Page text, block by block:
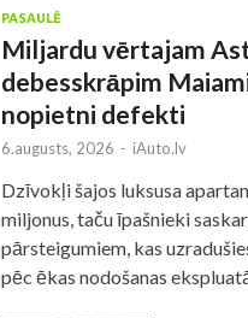
PASAULĒ
Miljardu vērtajam
debesskrāpim
nopietni defekti
6.augusts, 2026 - iAuto.lv
Dzīvokļi šajos luksusa
miljonus, taču īpašnieki
pārsteigumiem, kas
pēc ēkas nodošanas